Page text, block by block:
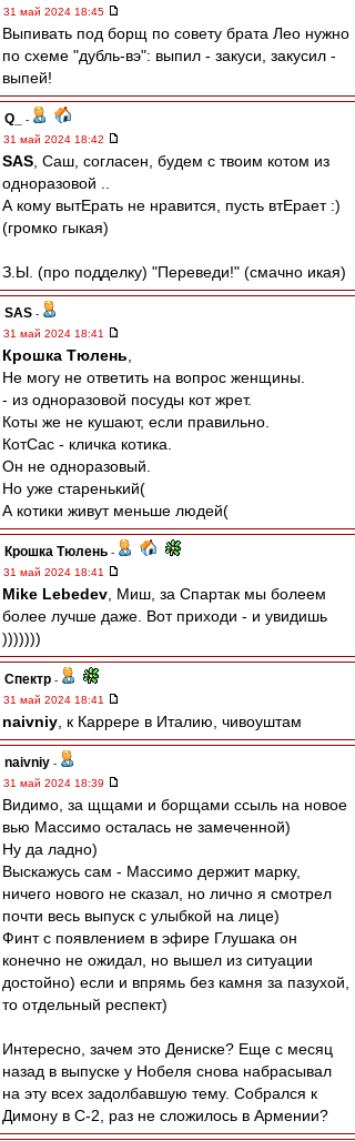
31 май 2024 18:45
Выпивать под борщ по совету брата Лео нужно
по схеме "дубль-вэ": выпил - закуси, закусил -
выпей!
Q_
-
31 май 2024 18:42
SAS , Саш, согласен, будем с твоим котом из
одноразовой ..
А кому вытЕрать не нравится, пусть втЕрает :)
(громко гыкая)
З.Ы. (про подделку) "Переведи!" (смачно икая)
SAS -
31 май 2024 18:41
Крошка Тюлень
Не могу не ответить на вопрос женщины.
- из одноразовой посуды кот жрет.
Коты же не кушают, если правильно.
КотСас - кличка котика.
Он не одноразовый.
Но уже старенький(
А котики живут меньше людей(
Крошка Тюлень -
31 май 2024 18:41
Mike Lebedev , Миш, за Спартак мы болеем
более лучше даже. Вот приходи - и увидишь
)))))))
Спектр -
31 май 2024 18:41
naivniy , к Каррере в Италию, чивоуштам
naivniy -
31 май 2024 18:39
Видимо, за щщами и борщами ссыль на новое
вью Массимо осталась не замеченной)
Ну да ладно)
Выскажусь сам - Массимо держит марку,
ничего нового не сказал, но лично я смотрел
почти весь выпуск с улыбкой на лице)
Финт с появлением в эфире Глушака он
конечно не ожидал, но вышел из ситуации
достойно) если и впрямь без камня за пазухой,
то отдельный респект)
Интересно, зачем это Дениске? Еще с месяц
назад в выпуске у Нобеля снова набрасывал
на эту всех задолбавшую тему. Собрался к
Димону в С-2, раз не сложилось в Армении?